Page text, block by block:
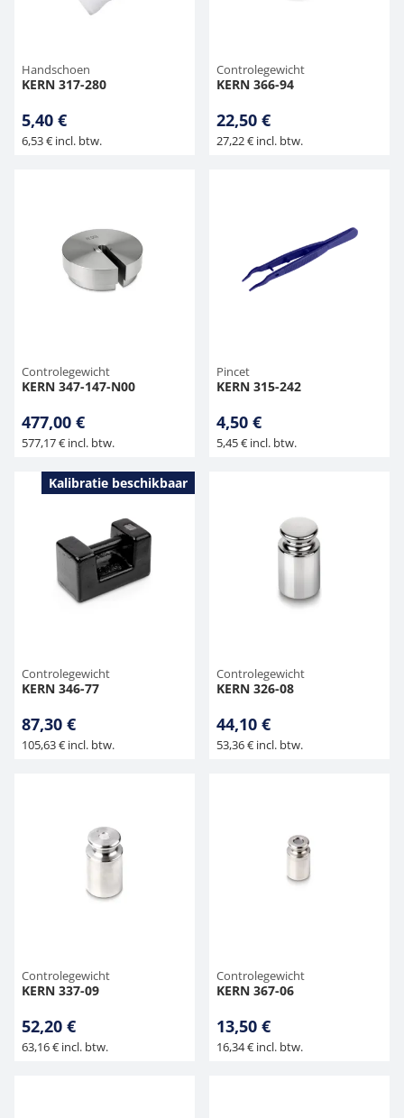
Handschoen
KERN 317-280
5,40 €
6,53 € incl. btw.
Controlegewicht
KERN 366-94
22,50 €
27,22 € incl. btw.
Controlegewicht
KERN 347-147-N00
477,00 €
577,17 € incl. btw.
Pincet
KERN 315-242
4,50 €
5,45 € incl. btw.
Kalibratie beschikbaar
Controlegewicht
KERN 346-77
87,30 €
105,63 € incl. btw.
Controlegewicht
KERN 326-08
44,10 €
53,36 € incl. btw.
Controlegewicht
KERN 337-09
52,20 €
63,16 € incl. btw.
Controlegewicht
KERN 367-06
13,50 €
16,34 € incl. btw.